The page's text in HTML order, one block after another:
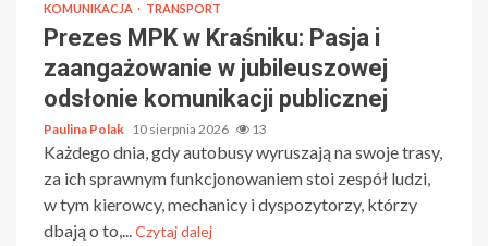
KOMUNIKACJA TRANSPORT
Prezes MPK w Kraśniku: Pasja i
zaangażowanie w jubileuszowej
odsłonie komunikacji publicznej
Paulina Polak 10 sierpnia 2026 13
Każdego dnia, gdy autobusy wyruszają na swoje trasy,
za ich sprawnym funkcjonowaniem stoi zespół ludzi,
w tym kierowcy, mechanicy i dyspozytorzy, którzy
dbają o to,...Czytaj dalej